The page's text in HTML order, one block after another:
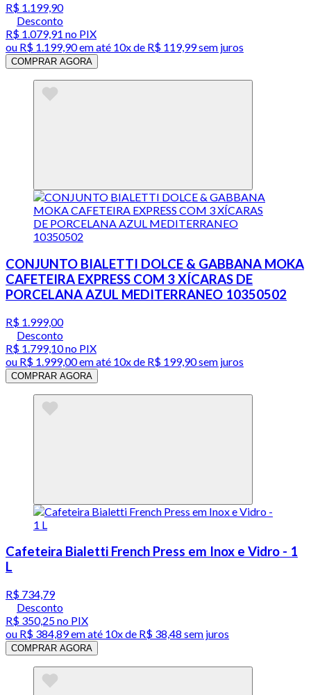
R$ 1.199,90
Desconto
R$ 1.079,91 no PIX
ou R$ 1.199,90em até 10x de R$ 119,99 sem juros
COMPRAR AGORA
CONJUNTO BIALETTI DOLCE & GABBANA MOKA
CAFETEIRA EXPRESS COM 3 XÍCARAS DE
PORCELANA AZUL MEDITERRANEO 10350502
R$ 1.999,00
Desconto
R$ 1.799,10no PIX
ou R$ 1.999,00em até 10x de R$ 199,90 sem juros
COMPRAR AGORA
Cafeteira Bialetti French Press em Inox e Vidro - 1
L
R$ 734,79
Desconto
R$ 350,25no PIX
ou R$ 384,89em até 10x de R$ 38,48 sem juros
COMPRAR AGORA